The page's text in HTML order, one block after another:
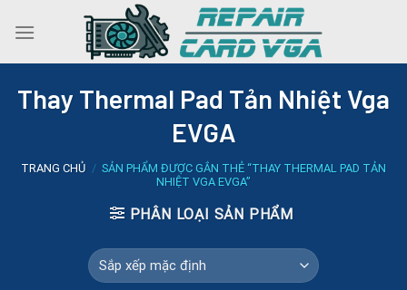
Thay Thermal Pad Tản Nhiệt Vga
EVGA
TRANG CHỦ / SẢN PHẨM ĐƯỢC GẮN THẺ “THAY THERMAL PAD TẢN
NHIỆT VGA EVGA”
PHÂN LOẠI SẢN PHẨM